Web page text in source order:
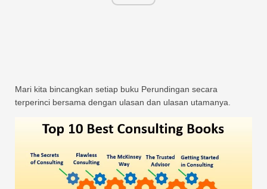
Mari kita bincangkan setiap buku Perundingan secara
terperinci bersama dengan ulasan dan ulasan utamanya.